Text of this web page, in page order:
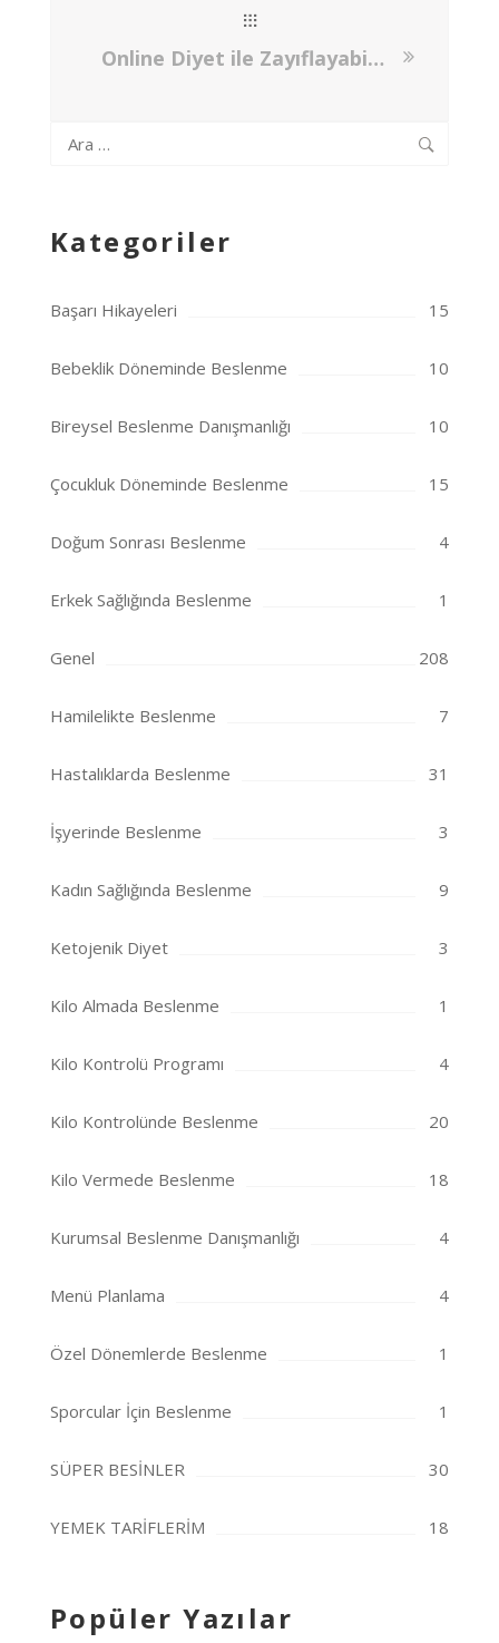
Online Diyet ile Zayıflayabilir miyim?
Arama:
Kategoriler
Başarı Hikayeleri 15
Bebeklik Döneminde Beslenme 10
Bireysel Beslenme Danışmanlığı 10
Çocukluk Döneminde Beslenme 15
Doğum Sonrası Beslenme 4
Erkek Sağlığında Beslenme 1
Genel 208
Hamilelikte Beslenme 7
Hastalıklarda Beslenme 31
İşyerinde Beslenme 3
Kadın Sağlığında Beslenme 9
Ketojenik Diyet 3
Kilo Almada Beslenme 1
Kilo Kontrolü Programı 4
Kilo Kontrolünde Beslenme 20
Kilo Vermede Beslenme 18
Kurumsal Beslenme Danışmanlığı 4
Menü Planlama 4
Özel Dönemlerde Beslenme 1
Sporcular İçin Beslenme 1
SÜPER BESİNLER 30
YEMEK TARİFLERİM 18
Popüler Yazılar